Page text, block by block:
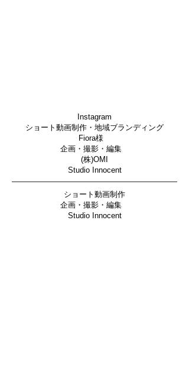
Instagram
ショート動画制作・地域ブランディング
Fiora様
企画・ 撮影・編集
(株)OMI
Studio Innocent​
ショート動画制作
企画・ 撮影・編集
Studio Innocent​